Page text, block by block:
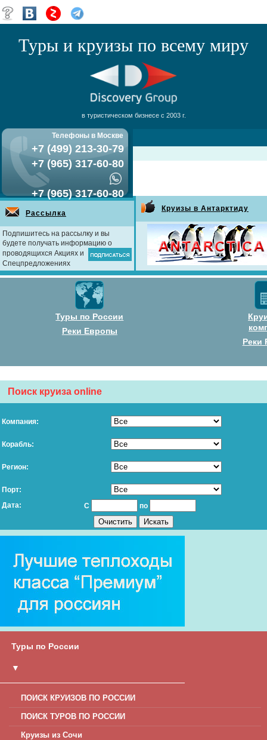
Туры и круизы по всему миру
в туристическом бизнесе с 2003 г.
Телефоны в Москве
+7 (499) 213-30-79
+7 (965) 317-60-80
+7 (965) 317-60-80
Рассылка
Подпишитесь на рассылку и вы
будете получать информацию о
проводящихся Акциях и
Спецпредложениях
Круизы в Антарктиду
Туры по России
Реки Европы
Реки
Поиск круиза online
Компания:
Корабль:
Регион:
Порт:
Дата:
С по
Туры по России
▼
ПОИСК КРУИЗОВ ПО РОССИИ
ПОИСК ТУРОВ ПО РОССИИ
Круизы из Сочи